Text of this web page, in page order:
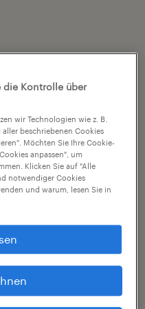
die Kontrolle über
wir Technologien wie z. B.
beschriebenen Cookies
Möchten Sie Ihre Cookie-
anpassen", um
Klicken Sie auf "Alle
notwendiger Cookies
und warum, lesen Sie in